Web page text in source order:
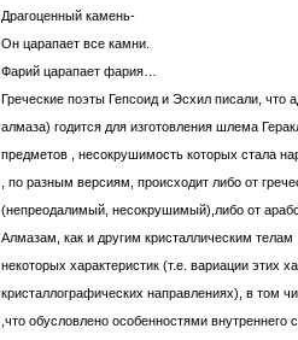
Драгоценный камень-
Он царапает все камни.
Фарий царапает фария…
Греческие поэты Гепсоид и Эсхил писали, что
алмаза) годится для изготовления шлема
предметов , несокрушимость которых стала
, по разным версиям, происходит либо от
(непреодалимый, несокрушимый),либо от
Алмазам, как и другим кристаллическим телам
некоторых характеристик (т.е. вариации этих
кристаллографических направлениях), в том
,что обусловлено особенностями внутреннего